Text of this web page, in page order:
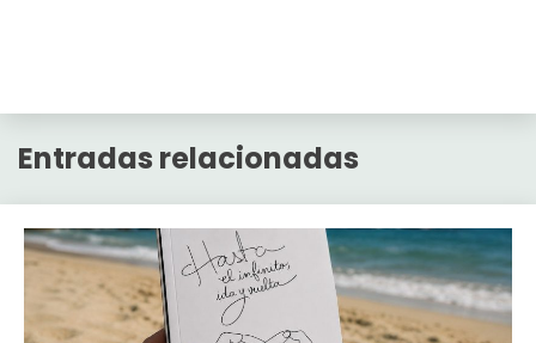
Entradas relacionadas